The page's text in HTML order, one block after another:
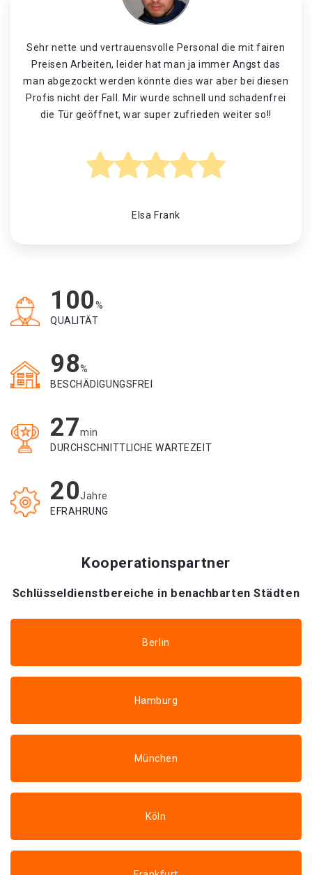
Sehr nette und vertrauensvolle Personal die mit fairen
Preisen Arbeiten, leider hat man ja immer Angst das
man abgezockt werden könnte dies war aber bei diesen
Profis nicht der Fall. Mir wurde schnell und schadenfrei
die Tür geöffnet, war super zufrieden weiter so!!
Elsa Frank
100%
QUALITÄT
98%
BESCHÄDIGUNGSFREI
27min
DURCHSCHNITTLICHE WARTEZEIT
20Jahre
EFRAHRUNG
Kooperationspartner
Schlüsseldienstbereiche in benachbarten Städten
Berlin
Hamburg
München
Köln